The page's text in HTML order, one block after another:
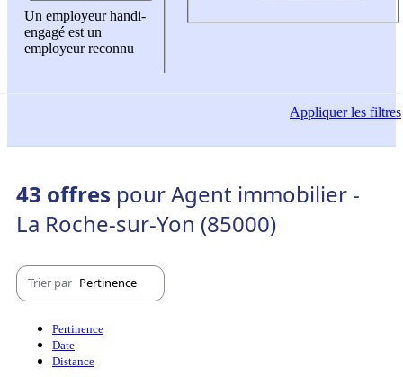
Un employeur handi-
engagé est un
employeur reconnu
Appliquerles filtres
43 offres pour Agent immobilier -
La Roche-sur-Yon (85000)
Trier par Pertinence
Pertinence
Date
Distance